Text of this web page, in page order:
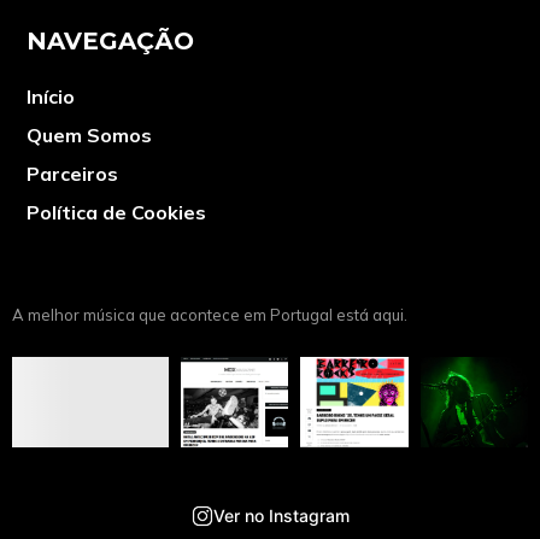
NAVEGAÇÃO
Início
Quem Somos
Parceiros
Política de Cookies
A melhor música que acontece em Portugal está aqui.
Ver no Instagram